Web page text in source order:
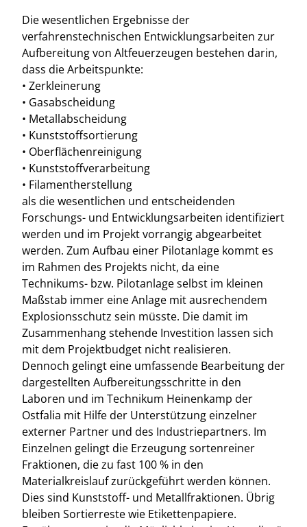
Die wesentlichen Ergebnisse der
verfahrenstechnischen Entwicklungsarbeiten zur
Aufbereitung von Altfeuerzeugen bestehen darin,
dass die Arbeitspunkte:
• Zerkleinerung
• Gasabscheidung
• Metallabscheidung
• Kunststoffsortierung
• Oberflächenreinigung
• Kunststoffverarbeitung
• Filamentherstellung
als die wesentlichen und entscheidenden
Forschungs- und Entwicklungsarbeiten identifiziert
werden und im Projekt vorrangig abgearbeitet
werden. Zum Aufbau einer Pilotanlage kommt es
im Rahmen des Projekts nicht, da eine
Technikums- bzw. Pilotanlage selbst im kleinen
Maßstab immer eine Anlage mit ausrechendem
Explosionsschutz sein müsste. Die damit im
Zusammenhang stehende Investition lassen sich
mit dem Projektbudget nicht realisieren.
Dennoch gelingt eine umfassende Bearbeitung der
dargestellten Aufbereitungsschritte in den
Laboren und im Technikum Heinenkamp der
Ostfalia mit Hilfe der Unterstützung einzelner
externer Partner und des Industriepartners. Im
Einzelnen gelingt die Erzeugung sortenreiner
Fraktionen, die zu fast 100 % in den
Materialkreislauf zurückgeführt werden können.
Dies sind Kunststoff- und Metallfraktionen. Übrig
bleiben Sortierreste wie Etikettenpapiere.